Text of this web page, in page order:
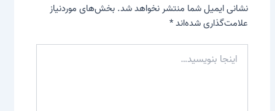
نشانی ایمیل شما منتشر نخواهد شد. بخش‌های موردنیاز
علامت‌گذاری شده‌اند*
اینجا
بنویسید…